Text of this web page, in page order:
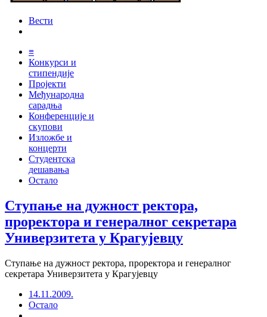
Вести
≡
Конкурси и
стипендије
Пројекти
Међународна
сарадња
Конференције и
скупови
Изложбе и
концерти
Студентска
дешавања
Остало
Ступање на дужност ректора,
проректора и генералног секретара
Универзитета у Крагујевцу
Ступање на дужност ректора, проректора и генералног
секретара Универзитета у Крагујевцу
14.11.2009.
Остало